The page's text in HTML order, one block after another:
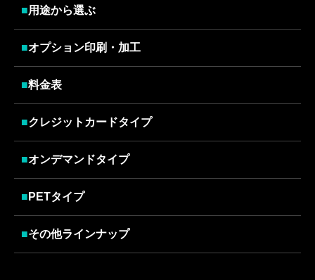
■用途から選ぶ
■オプション印刷・加工
■料金表
■クレジットカードタイプ
■オンデマンドタイプ
■ PETタイプ
■その他ラインナップ